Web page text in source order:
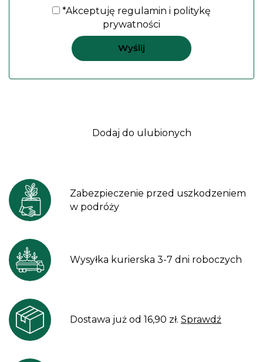
*Akceptuję regulamin i politykę
prywatności
Dodaj do ulubionych
Zabezpieczenie przed uszkodzeniem
w podróży
Wysyłka kurierska 3-7 dni roboczych
Dostawa już od 16,90 zł. Sprawdź